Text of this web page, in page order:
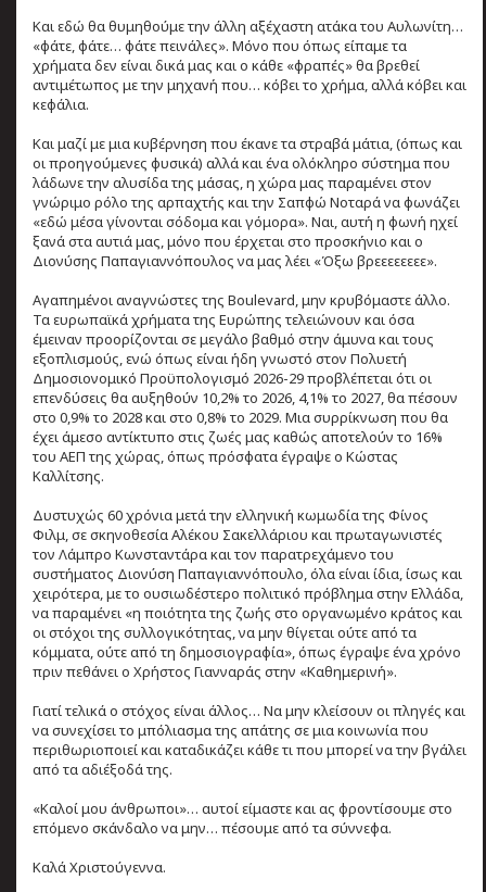
Και εδώ θα θυμηθούμε την άλλη αξέχαστη ατάκα του Αυλωνίτη…
«φάτε, φάτε… φάτε πεινάλες». Μόνο που όπως είπαμε τα
χρήματα δεν είναι δικά μας και ο κάθε «φραπές» θα βρεθεί
αντιμέτωπος με την μηχανή που… κόβει το χρήμα, αλλά κόβει και
κεφάλια.
Και μαζί με μια κυβέρνηση που έκανε τα στραβά μάτια, (όπως και
οι προηγούμενες φυσικά) αλλά και ένα ολόκληρο σύστημα που
λάδωνε την αλυσίδα της μάσας, η χώρα μας παραμένει στον
γνώριμο ρόλο της αρπαχτής και την Σαπφώ Νοταρά να φωνάζει
«εδώ μέσα γίνονται σόδομα και γόμορα». Ναι, αυτή η φωνή ηχεί
ξανά στα αυτιά μας, μόνο που έρχεται στο προσκήνιο και ο
Διονύσης Παπαγιαννόπουλος να μας λέει «Όξω βρεεεεεεεε».
Αγαπημένοι αναγνώστες της Boulevard, μην κρυβόμαστε άλλο.
Τα ευρωπαϊκά χρήματα της Ευρώπης τελειώνουν και όσα
έμειναν προορίζονται σε μεγάλο βαθμό στην άμυνα και τους
εξοπλισμούς, ενώ όπως είναι ήδη γνωστό στον Πολυετή
Δημοσιονομικό Προϋπολογισμό 2026-29 προβλέπεται ότι οι
επενδύσεις θα αυξηθούν 10,2% το 2026, 4,1% το 2027, θα πέσουν
στο 0,9% το 2028 και στο 0,8% το 2029. Μια συρρίκνωση που θα
έχει άμεσο αντίκτυπο στις ζωές μας καθώς αποτελούν το 16%
του ΑΕΠ της χώρας, όπως πρόσφατα έγραψε ο Κώστας
Καλλίτσης.
Δυστυχώς 60 χρόνια μετά την ελληνική κωμωδία της Φίνος
Φιλμ, σε σκηνοθεσία Αλέκου Σακελλάριου και πρωταγωνιστές
τον Λάμπρο Κωνσταντάρα και τον παρατρεχάμενο του
συστήματος Διονύση Παπαγιαννόπουλο, όλα είναι ίδια, ίσως και
χειρότερα, με το ουσιωδέστερο πολιτικό πρόβλημα στην Ελλάδα,
να παραμένει «η ποιότητα της ζωής στο οργανωμένο κράτος και
οι στόχοι της συλλογικότητας, να μην θίγεται ούτε από τα
κόμματα, ούτε από τη δημοσιογραφία», όπως έγραψε ένα χρόνο
πριν πεθάνει ο Χρήστος Γιανναράς στην «Καθημερινή».
Γιατί τελικά ο στόχος είναι άλλος… Να μην κλείσουν οι πληγές και
να συνεχίσει το μπόλιασμα της απάτης σε μια κοινωνία που
περιθωριοποιεί και καταδικάζει κάθε τι που μπορεί να την βγάλει
από τα αδιέξοδά της.
«Καλοί μου άνθρωποι»… αυτοί είμαστε και ας φροντίσουμε στο
επόμενο σκάνδαλο να μην… πέσουμε από τα σύννεφα.
Καλά Χριστούγεννα.